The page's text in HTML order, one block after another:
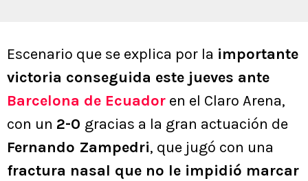
Escenario que se explica por la importante
victoria conseguida este jueves ante
Barcelona de Ecuador en el Claro Arena,
con un 2-0 gracias a la gran actuación de
Fernando Zampedri, que jugó con una
fractura nasal que no le impidió marcar